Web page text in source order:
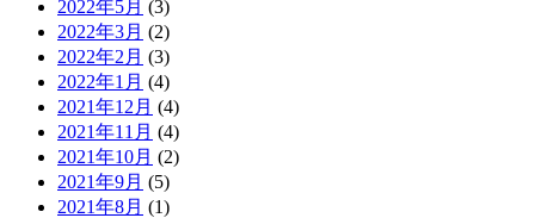
2022年5月 (3)
2022年3月 (2)
2022年2月 (3)
2022年1月 (4)
2021年12月 (4)
2021年11月 (4)
2021年10月 (2)
2021年9月 (5)
2021年8月 (1)